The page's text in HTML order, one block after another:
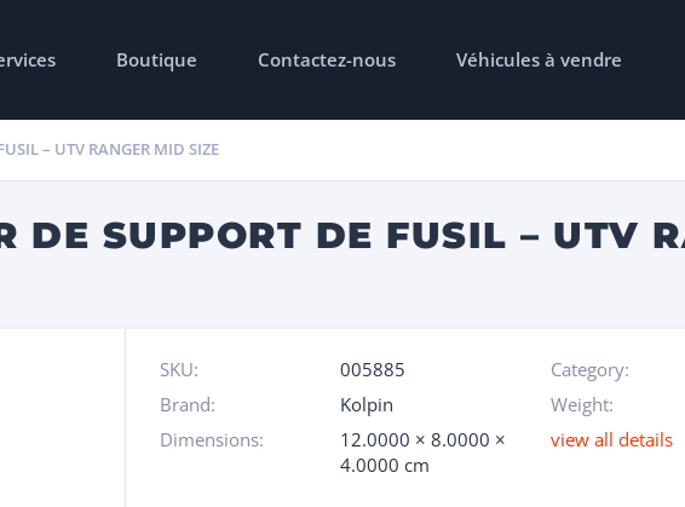
Boutique Contactez-nous Véhicules à vendre
– UTV RANGER MID SIZE
DE SUPPORT DE FUSIL – UTV
SKU: 005885 Category:
Brand:
Kolpin Weight:
Dimensions:
12.0000 × 8.0000 ×
4.0000 cm
view all details